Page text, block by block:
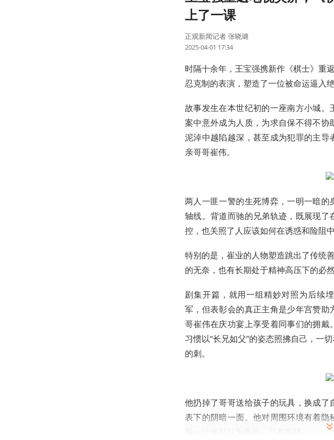
上了一课
正观新闻记者 张晓璐
2025-04-01 17:34
时隔十余年，王宝强携新作《棋士》重
忍克制的表演，塑造了一位被命运逼入绝
故事发生在本世纪初的一座南方小城
案中意外成为人质，为求自保不得不
泥淖中越陷越深，甚至成为犯罪的主
亲哥哥崔伟。
两人一匪一警的生死博弈，一明一暗
轴线。背道而驰的兄弟轨迹，既展现
控，也关照了人应该如何在诱惑和险阻中
特别的是，崔业的人物塑造跳出了传统
的无奈，也有长期处于精神高压下的必然
剧集开篇，就用一组精妙对照为后续
军，但表彰会的真正主角是少年宫赞
哥崔伟在庆功宴上享受着同事们的拥
习惯以“长兄如父”的姿态照拂自己，一
的刺。
他扔掉了哥哥送给孩子的玩具，换成
表下的阴暗一面。他对周围环境有着隐